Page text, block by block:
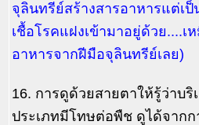
จุลินทรีย์สร้างสารอาหารแต่เ
เชื้อโรคแฝงเข้ามาอยู่ด้วย....
อาหารจากฝีมือจุลินทรีย์เลย)
16. การดูด้วยสายตาให้รู้ว่าบ
ประเภทมีโทษต่อพืช ดูได้จาก